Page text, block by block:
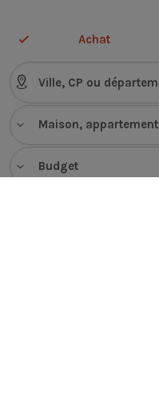
Maison, appartement
Budget
Achat